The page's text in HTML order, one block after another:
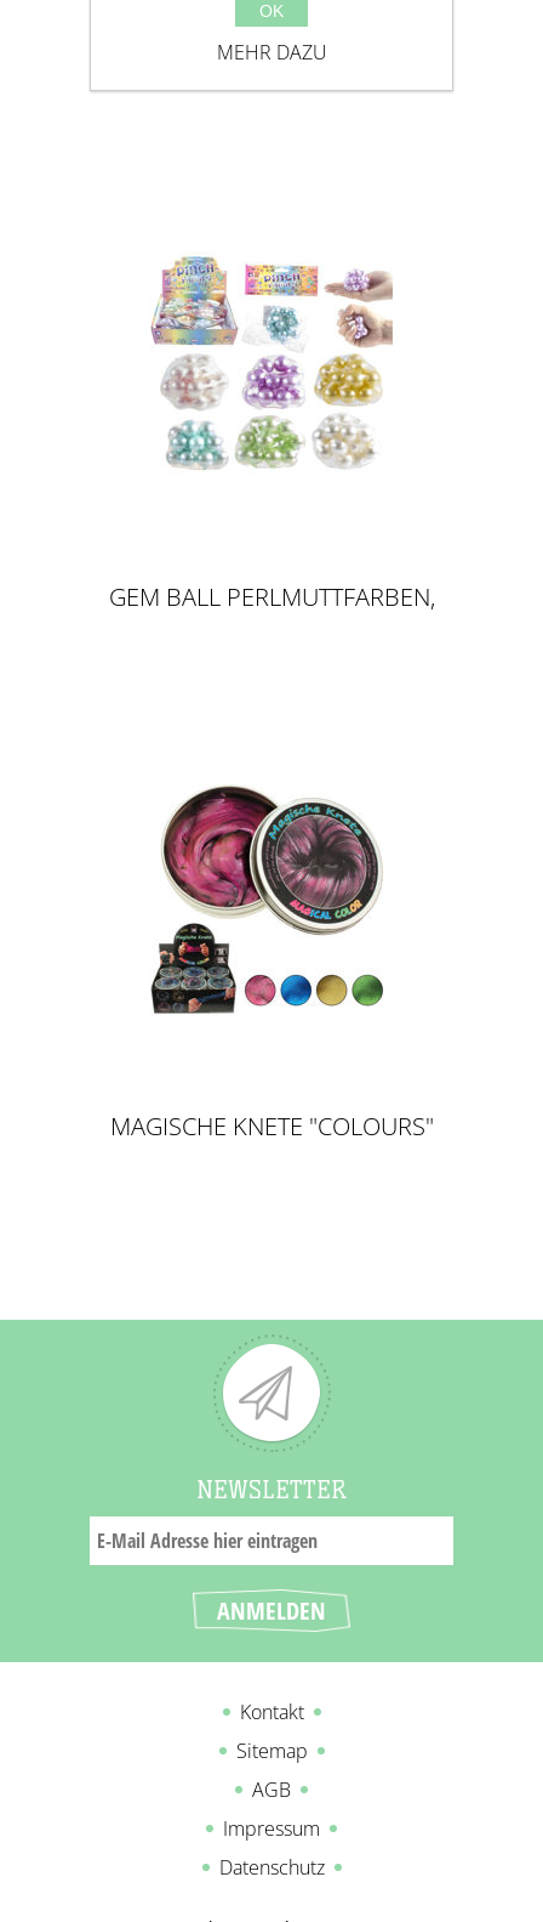
STRETCH GORILLA 160G
GEM BALL PERLMUTTFARBEN,
MAGISCHE KNETE "COLOURS"
NEWSLETTER
Kontakt
Sitemap
AGB
Impressum
Datenschutz
OK
MEHR DAZU